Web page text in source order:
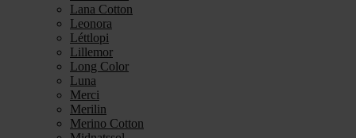
Lana Cotton
Leonora
Léttlopi
Lillemor
Long Color
Luna
Merci
Merilin
Merino Cotton